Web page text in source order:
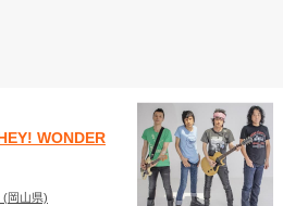
WONDER
(岡山県)